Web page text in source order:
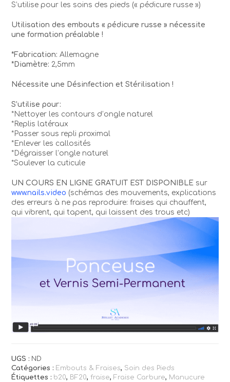
S’utilise pour les soins des pieds (« pédicure russe »)
Utilisation des embouts « pédicure russe » nécessite
une formation préalable !
*Fabrication: Allemagne
*Diamètre: 2,5mm
Nécessite une Désinfection et Stérilisation !
S’utilise pour:
*Nettoyer les contours d’ongle naturel
*Replis latéraux
*Passer sous repli proximal
*Enlever les callosités
*Dégraisser l’ongle naturel
*Soulever la cuticule
UN COURS EN LIGNE GRATUIT EST DISPONIBLE sur
www.nails.video (schémas des mouvements, explications
des erreurs à ne pas reproduire: fraises qui chauffent,
qui vibrent, qui tapent, qui laissent des trous etc)
UGS : ND
Catégories : Embouts & Fraises, Soin des Pieds
Étiquettes : b20, BF20,fraise, Fraise Carbure, Manucure